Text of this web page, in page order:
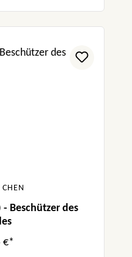
Beschützer des
€*